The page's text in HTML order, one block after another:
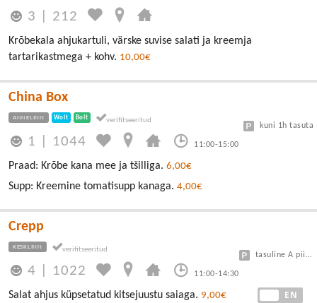
3 212
Krõbekala ahjukartuli, värske suvise salati ja kreemja
tartarikastmega + kohv. 10,00€
China Box
ANNELINN Wolt Bolt
1 1044 11:00-15:00
kuni 1h tasuta
Praad: Krõbe kana mee ja tšilliga. 6,00€
Supp: Kreemine tomatisupp kanaga. 4,00€
Crepp
KESKLINN
4 1022 11:00-14:30
tasuline A piirkond
EN
Salat ahjus küpsetatud kitsejuustu saiaga. 9,00€